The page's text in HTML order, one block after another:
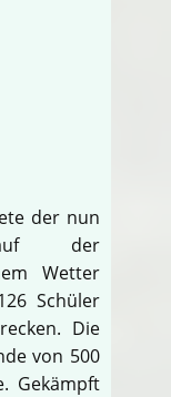
der nun
der
Wetter
Schüler
Die
von 500
Gekämpft